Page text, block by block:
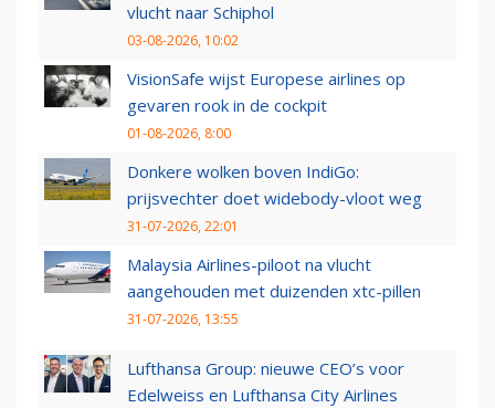
vlucht naar Schiphol
03-08-2026, 10:02
VisionSafe wijst Europese airlines op
gevaren rook in de cockpit
01-08-2026, 8:00
Donkere wolken boven IndiGo:
prijsvechter doet widebody-vloot weg
31-07-2026, 22:01
Malaysia Airlines-piloot na vlucht
aangehouden met duizenden xtc-pillen
31-07-2026, 13:55
Lufthansa Group: nieuwe CEO’s voor
Edelweiss en Lufthansa City Airlines